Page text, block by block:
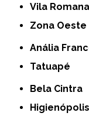
Vila Romana
Zona Oeste
Anália
Tatuapé
Bela Cintra
Higienópolis